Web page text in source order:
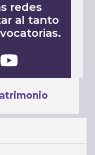
redes
al tanto